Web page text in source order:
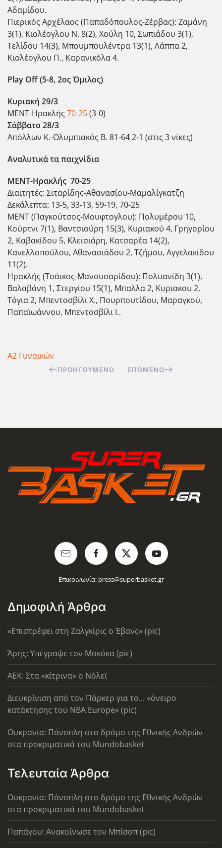
Αδαμίδου.
Πιερικός Αρχέλαος (Παπαδόπουλος-Ζέρβας): Ζαμάνη
3(1), Κιολέογλου Ν. 8(2), Χούλη 10, Σωπιάδου 3(1),
Τελίδου 14(3), Μπουμπουλέντρα 13(1), Λάππα 2,
Κιολέογλου Π., Καρανικόλα 4.
Play Off (5-8, 2ος Όμιλος)
Κυριακή 29/3
ΜΕΝΤ-Ηρακλής70-25(3-0)
Σάββατο 28/3
Απόλλων Κ.-Ολυμπιακός Β. 81-64 2-1 (στις 3 νίκες)
Αναλυτικά τα παιχνίδια
ΜΕΝΤ-Ηρακλής 70-25
Διαιτητές: Σιταρίδης-Αθανασίου-Μαμαλίγκατζη
Δεκάλεπτα: 13-5, 33-13, 59-19, 70-25
ΜΕΝΤ (Παγκούτσος-Μουφτογλου): Πολυμέρου 10,
Κούρτνι 7(1), Βαντσιούρη 15(3), Κυριακού 4, Γρηγορίου
2, Καβακίδου 5, Κλεισιάρη, Κατσαρέα 14(2),
Κανελλοπούλου, Αθανασιάδου 2, Τζήμου, Αγγελακίδου
11(2).
Ηρακλής (Τσάικος-Μανουσαρίδου): Πολυανίδη 3(1),
Βαλαβάνη 1, Στεργίου 15(1), Μπαλλα 2, Κυριακου 2,
Τόγια 2, Μπεντοσβίλι Χ., Πουρπουτίδου, Μαραγκού,
Παπαϊωάννου, Μπεντοσβίλι Ι..
Α2 Γυναικών
ΠΡΟΗΓΟΎΜΕΝΟ ΕΠΌΜΕΝΟ
Επικοινωνία: press@superbasket.gr
Δημοφιλή Άρθρα
«Επιστρέφει στη Ζαλγκίρις ο Έβανς» (pic)
Άρης: Υπέγραψε τον Μοκόκα (pic)
AEK: Στα «κίτρινα» ο Νόλεϊ
Διευκρίνιση από τον Πάρκερ για το... «όνειρο
κατάκτησης του ΝΒΑ Europe» (pic)
Ουκρανία: Πάνοπλη στο δρόμο της Εθνικής Ανδρών
στα προκριματικά του Mundobasket
Τελευταία Άρθρα
Ουκρανία: Πάνοπλη στο δρόμο της Εθνικής Ανδρών
στα προκριματικά του Mundobasket
Παπάγου: Ανακοίνωσε τον Μπίσοπ (pic)